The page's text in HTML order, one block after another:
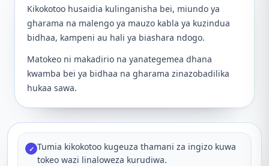
Kikokotoo husaidia kulinganisha bei, miundo ya
gharama na malengo ya mauzo kabla ya kuzindua
bidhaa, kampeni au hali ya biashara ndogo.
Matokeo ni makadirio na yanategemea dhana
kwamba bei ya bidhaa na gharama zinazobadilika
hukaa sawa.
✓ Tumia kikokotoo kugeuza thamani za ingizo kuwa
tokeo wazi linaloweza kurudiwa.